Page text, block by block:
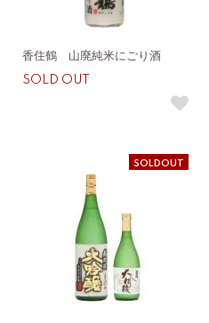
香住鶴 山廃純米にごり酒
SOLD OUT
SOLDOUT